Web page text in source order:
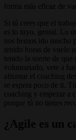
forma más eficaz de
Si tú crees que el
es lo tuyo, genial. Lo
nos hemos ido
tenido horas de vuelo
tenido la suerte de que
voluntariado, vete a
afrontar el coaching
se espera poco de ti.
coaching y empezar a
porque tú no tienes
¿Agile es un